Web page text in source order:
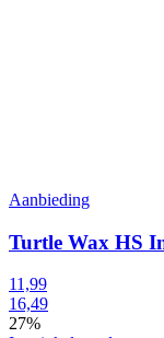
Aanbieding
Turtle Wax HS
11,99
16,49
27%